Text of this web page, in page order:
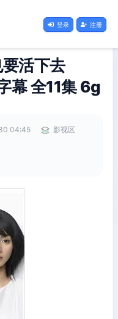
登录 注册
要活下去
幕 全11集 6g
04:45
影视区